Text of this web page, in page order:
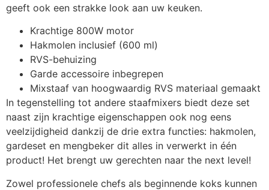
geeft ook een strakke look aan uw keuken.
Krachtige 800W motor
Hakmolen inclusief (600 ml)
RVS-behuizing
Garde accessoire inbegrepen
Mixstaaf van hoogwaardig RVS materiaal gemaakt
In tegenstelling tot andere staafmixers biedt deze set
naast zijn krachtige eigenschappen ook nog eens
veelzijdigheid dankzij de drie extra functies: hakmolen,
gardeset en mengbeker dit alles in verwerkt in één
product! Het brengt uw gerechten naar the next level!
Zowel professionele chefs als beginnende koks kunnen